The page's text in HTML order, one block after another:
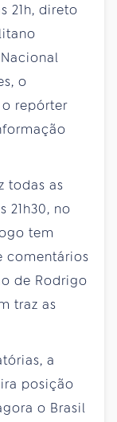
21h, direto
o
repórter
todas as
21h30, no
tem
comentários
de Rodrigo
traz as
a
posição
o Brasil